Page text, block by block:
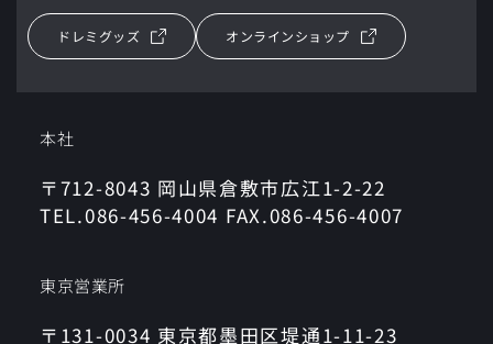
ドレミグッズ オンラインショップ
本社
〒712-8043 岡山県倉敷市広江1-2-22
TEL.086-456-4004 FAX.086-456-4007
東京営業所
〒131-0034 東京都墨田区堤通1-11-23